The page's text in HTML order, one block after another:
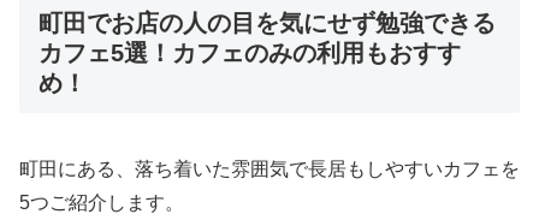
町田でお店の人の目を気にせず勉強できる
カフェ5選！カフェのみの利用もおすす
め！
町田にある、落ち着いた雰囲気で長居もしやすいカフェを
5つご紹介します。